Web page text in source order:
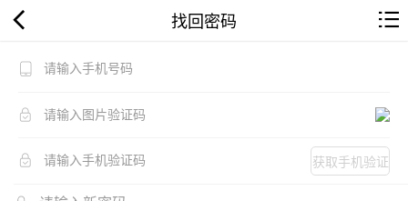
找回密码
获取手机验证